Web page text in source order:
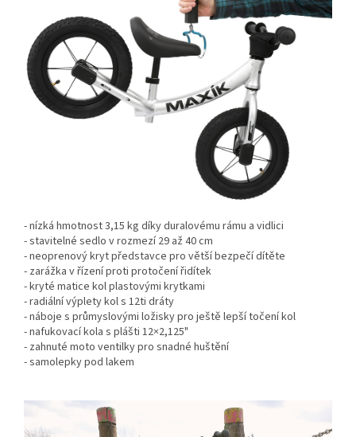
- nízká hmotnost 3,15 kg díky duralovému rámu a vidlici
- stavitelné sedlo v rozmezí 29 až 40 cm
- neoprenový kryt představce pro větší bezpečí dítěte
- zarážka v řízení proti protočení řidítek
- kryté matice kol plastovými krytkami
- radiální výplety kol s 12ti dráty
- náboje s průmyslovými ložisky pro ještě lepší točení kol
- nafukovací kola s plášti 12×2,125"
- zahnuté moto ventilky pro snadné huštění
- samolepky pod lakem